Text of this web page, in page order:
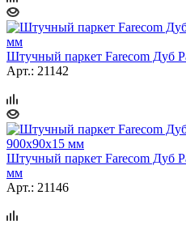
Штучный паркет Farecom Дуб
Арт.: 21142
Штучный паркет Farecom Дуб
мм
Арт.: 21146